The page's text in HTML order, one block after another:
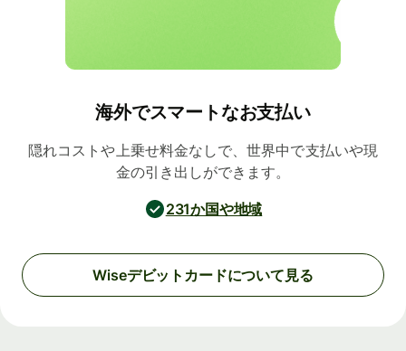
海外でスマートなお支払い
隠れコストや上乗せ料金なしで、世界中で支払いや現
金の引き出しができます。
231か国や地域
Wiseデビットカードについて見る